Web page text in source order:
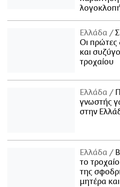
Ελλάδα
Οι πρώτες
και
τροχαίου
Ελλάδα
γνωστής
στην
Ελλάδα
το
της
μητέρα